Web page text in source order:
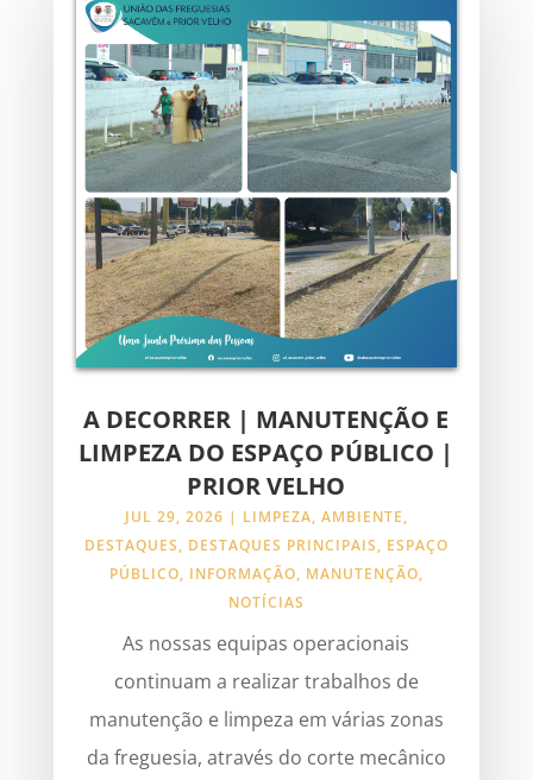
A DECORRER | MANUTENÇÃO E
LIMPEZA DO ESPAÇO PÚBLICO |
PRIOR VELHO
JUL 29, 2026 | LIMPEZA, AMBIENTE,
DESTAQUES, DESTAQUES PRINCIPAIS, ESPAÇO
PÚBLICO, INFORMAÇÃO, MANUTENÇÃO,
NOTÍCIAS
As nossas equipas operacionais
continuam a realizar trabalhos de
manutenção e limpeza em várias zonas
da freguesia, através do corte mecânico